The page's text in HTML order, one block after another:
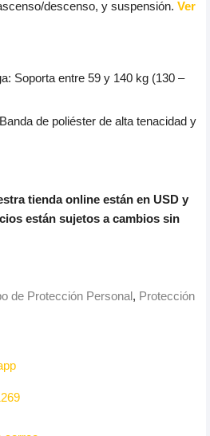
descenso, y suspensión. Ver
Soporta entre 59 y 140 kg (130 –
de poliéster de alta tenacidad y
tienda online están en USD y
están sujetos a cambios sin
de Protección Personal, Protección